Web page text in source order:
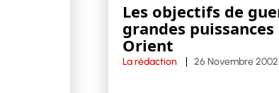
Les objectifs de
grandes
Orient
La rédaction 26 Novembre 2002